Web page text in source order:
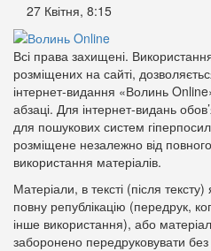
27 Квітня, 8:15
Всі права захищені.
розміщених на сайті,
інтернет-видання «Волинь
абзаці. Для інтернет-видань
для пошукових систем
розміщене незалежно від
використання матеріалів.
Матеріали, в тексті (після
повну републікацію (передрук,
інше використання), або
заборонено передруковувати без